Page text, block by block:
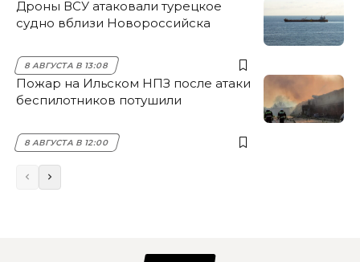
Дроны ВСУ атаковали турецкое
судно вблизи Новороссийска
8 АВГУСТА В 13:08
Пожар на Ильском НПЗ после атаки
беспилотников потушили
8 АВГУСТА В 12:00